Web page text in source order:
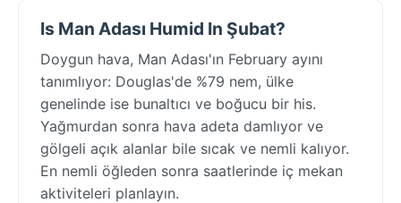
Is Man Adası Humid In Şubat?
Doygun hava, Man Adası'ın February ayını
tanımlıyor: Douglas'de %79 nem, ülke
genelinde ise bunaltıcı ve boğucu bir his.
Yağmurdan sonra hava adeta damlıyor ve
gölgeli açık alanlar bile sıcak ve nemli kalıyor.
En nemli öğleden sonra saatlerinde iç mekan
aktiviteleri planlayın.